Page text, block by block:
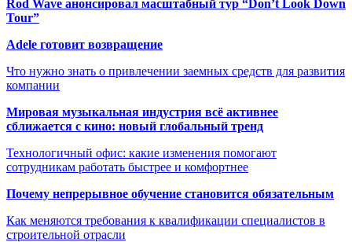
Rod Wave анонсировал масштабный тур “Don’t Look Down
Tour”
Adele готовит возвращение
Что нужно знать о привлечении заемных средств для развития
компании
Мировая музыкальная индустрия всё активнее
сближается с кино: новый глобальный тренд
Технологичный офис: какие изменения помогают
сотрудникам работать быстрее и комфортнее
Почему непрерывное обучение становится обязательным
Как меняются требования к квалификации специалистов в
строительной отрасли